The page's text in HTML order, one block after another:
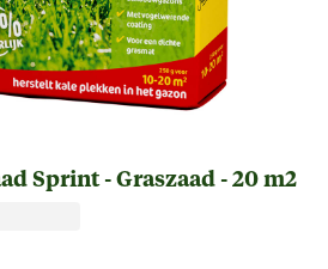
Sprint - Graszaad - 20 m2